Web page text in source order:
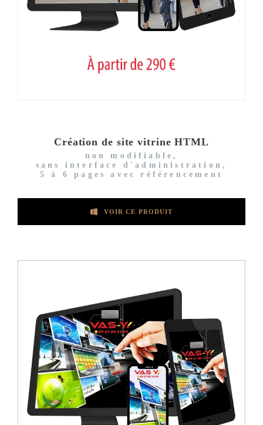
Création de site vitrine HTML
non modifiable,
sans interface d'administration,
5 à 6 pages avec référencement
VOIR CE PRODUIT